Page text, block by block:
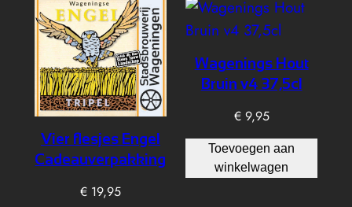
Vier flesjes Engel
Cadeauverpakking
€19,95
Wagenings Hout
Bruin v4 37,5cl
€9,95
Toevoegen aan
winkelwagen